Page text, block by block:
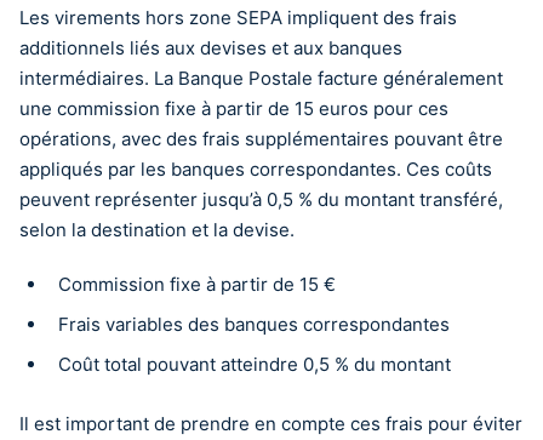
Les virements hors zone SEPA impliquent des frais
additionnels liés aux devises et aux banques
intermédiaires. La Banque Postale facture généralement
une commission fixe à partir de 15 euros pour ces
opérations, avec des frais supplémentaires pouvant être
appliqués par les banques correspondantes. Ces coûts
peuvent représenter jusqu’à 0,5 % du montant transféré,
selon la destination et la devise.
Commission fixe à partir de 15 €
Frais variables des banques correspondantes
Coût total pouvant atteindre 0,5 % du montant
Il est important de prendre en compte ces frais pour éviter